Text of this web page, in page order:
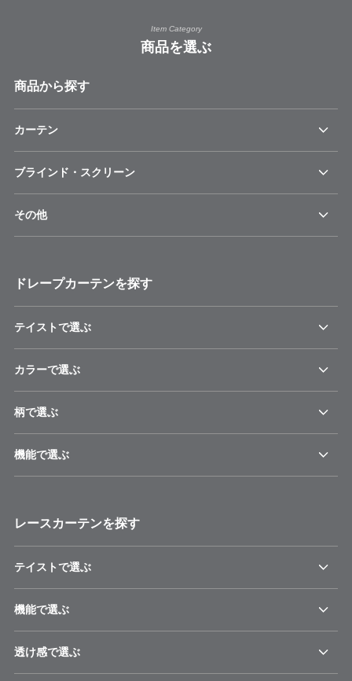
Item Category
商品を選ぶ
商品から探す
カーテン
ブラインド・スクリーン
その他
ドレープカーテンを探す
テイストで選ぶ
カラーで選ぶ
柄で選ぶ
機能で選ぶ
レースカーテンを探す
テイストで選ぶ
機能で選ぶ
透け感で選ぶ